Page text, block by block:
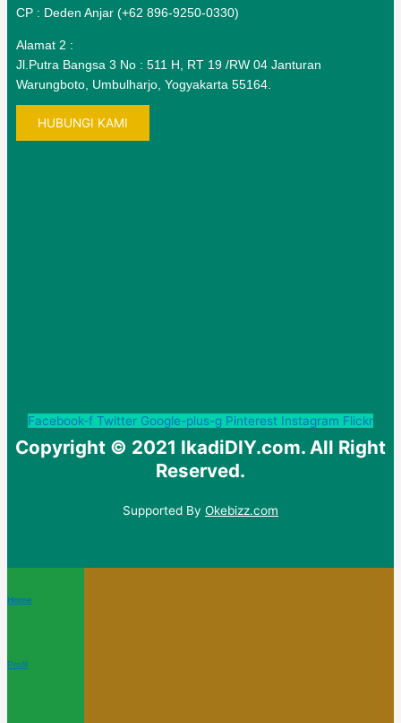
CP : Deden Anjar (+62 896-9250-0330)
Alamat 2 :
Jl.Putra Bangsa 3 No : 511 H, RT 19 /RW 04 Janturan
Warungboto, Umbulharjo, Yogyakarta 55164.
HUBUNGI KAMI
Facebook-f Twitter Google-plus-g Pinterest Instagram Flickr
Copyright © 2021 IkadiDIY.com. All Right
Reserved.
Supported By Okebizz.com
Home
Profil